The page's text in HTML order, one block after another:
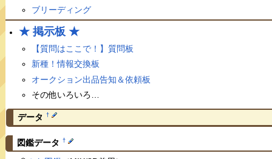
ブリーディング
★ 掲示板 ★
【質問はここで！】質問板
新種！情報交換板
オークション出品告知＆依頼板
その他いろいろ…
データ †
図鑑データ †